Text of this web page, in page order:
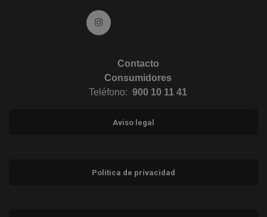
Ir a Instagram (abre en ventana nueva)
Contacto
Consumidores
Teléfono: 900 10 11 41
Aviso legal
Política de privacidad